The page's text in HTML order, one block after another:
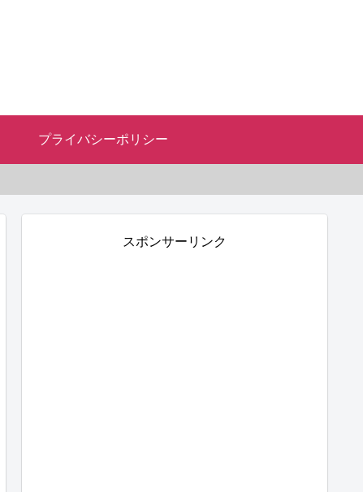
プライバシーポリシー
スポンサーリンク